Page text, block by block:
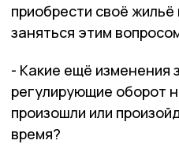
приобрести своё
заняться этим
- Какие ещё изменения
регулирующие оборот
произошли или
время?